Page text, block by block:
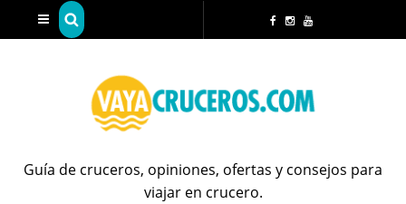
Guía de cruceros, opiniones, ofertas y consejos para
viajar en crucero.